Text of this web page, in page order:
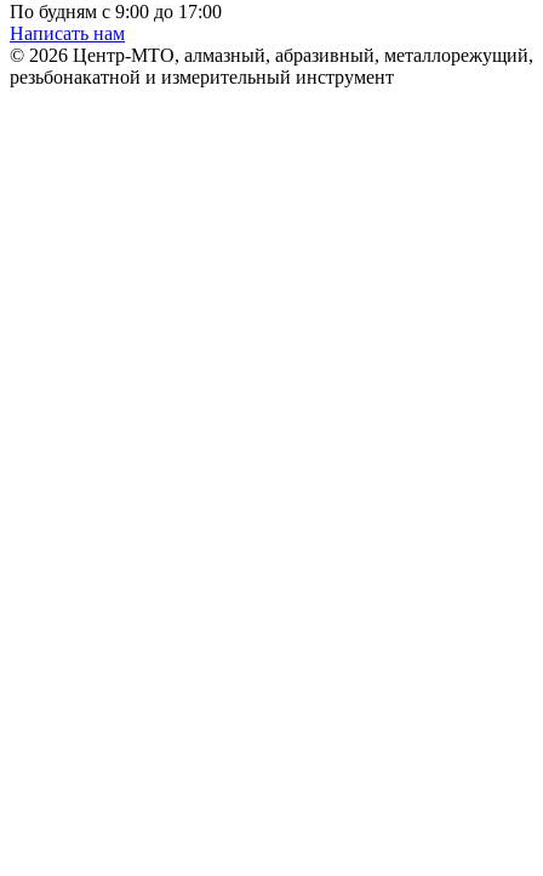
По будням с 9:00 до 17:00
Написать нам
© 2026 Центр-МТО, алмазный, абразивный, металлорежущий,
резьбонакатной и измерительный инструмент